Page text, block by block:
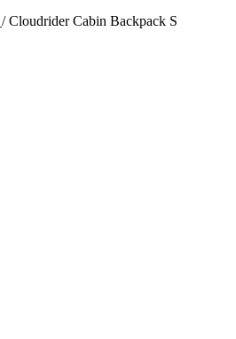
/ Cloudrider Cabin Backpack S